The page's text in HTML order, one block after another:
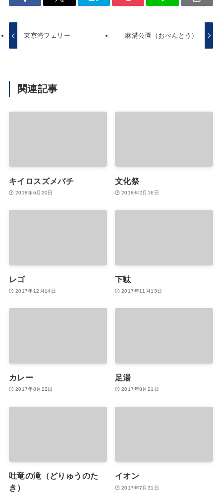
東京湾フェリー 麻溝公園（おべんとう）
関連記事
キイロスズメバチ
2018年6月20日
文化祭
2018年2月16日
レゴ
2017年12月14日
下駄
2017年11月13日
カレー
2017年8月22日
足湯
2017年8月21日
吐竜の滝（どりゅうのた
き）
イオン
2017年7月31日